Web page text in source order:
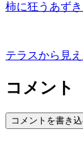
柿に狂うあずき
テラスから見
コメント
コメントを書き